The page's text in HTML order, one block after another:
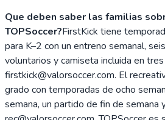
Que deben saber las familias
TOPSoccer?FirstKick tiene
para K–2 con un entreno semanal,
voluntarios y camiseta incluida en
firstkick@valorsoccer.com. El
grado con temporadas de ocho
semana, un partido de fin de